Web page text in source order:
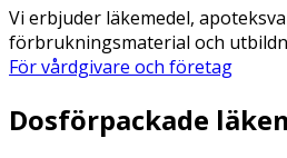
Vi erbjuder läkemedel,
förbrukningsmaterial och
För vårdgivare och företag
Dosförpackade